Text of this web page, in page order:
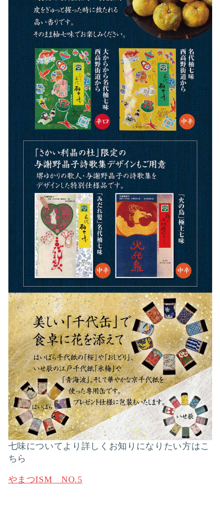
七味についてより詳しくお知りになりたい方はこ
ちら
やまつISM NO.5